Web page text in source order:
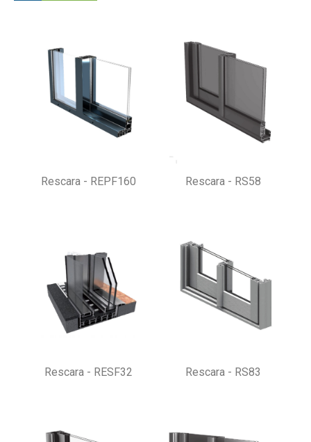
Rescara - REPF160
Rescara - RESF32
Rescara - RS58
Rescara - RS83